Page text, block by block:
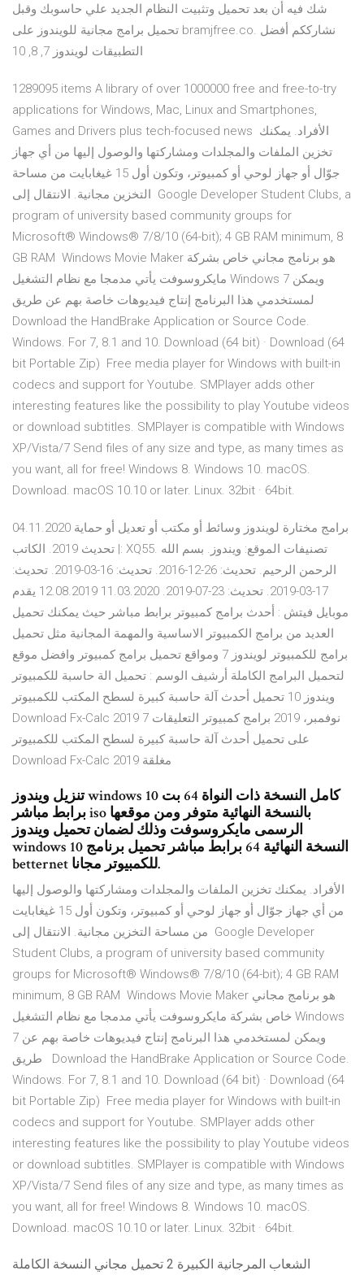
شك فيه أن بعد تحميل وتثبيت النظام الجديد علي حاسوبك وقبل
تحميل برامج مجانية للويندوز على bramjfree.co. نشارككم أفضل
التطبيقات لويندوز 7, 8, 10
1289095 items A library of over 1000000 free and free-to-try
applications for Windows, Mac, Linux and Smartphones,
Games and Drivers plus tech-focused news الأفراد. يمكنك
تخزين الملفات والمجلدات ومشاركتها والوصول إليها من أي جهاز
جوّال أو جهاز لوحي أو كمبيوتر، وتكون أول 15 غيغابايت من مساحة
التخزين مجانية. الانتقال إلى Google Developer Student Clubs, a
program of university based community groups for
Microsoft® Windows® 7/8/10 (64-bit); 4 GB RAM minimum, 8
GB RAM Windows Movie Maker هو برنامج مجاني خاص بشركة
مايكروسوفت يأتي مدمجا مع نظام التشغيل Windows 7 ويمكن
لمستخدمي هذا البرنامج إنتاج فيديوهات خاصة بهم عن طريق
Download the HandBrake Application or Source Code.
Windows. For 7, 8.1 and 10. Download (64 bit) · Download (64
bit Portable Zip) Free media player for Windows with built-in
codecs and support for Youtube. SMPlayer adds other
interesting features like the possibility to play Youtube videos
or download subtitles. SMPlayer is compatible with Windows
XP/Vista/7 Send files of any size and type, as many times as
you want, all for free! Windows 8. Windows 10. macOS.
Download. macOS 10.10 or later. Linux. 32bit · 64bit.
04.11.2020 برامج مختارة لويندوز وسائط أو مكتب أو تعديل أو حماية
| تحديث 2019. الكاتب: XQ55. تصنيفات الموقع: ويندوز. بسم الله
الرحمن الرحيم. تحديث: 26-12-2016. تحديث: 16-03-2019. تحديث:
17-03-2019. تحديث: 23-07-2019. 11.03.2020 12.08.2019 يقدم
موبايل فيتش : أحدث برامج كمبيوتر برابط مباشر حيث يمكنك تحميل
العديد من برامج الكمبيوتر الاساسية والمهمة المجانية مثل تحميل
برامج للكمبيوتر لويندوز 7 ومواقع تحميل برامج كمبيوتر وافضل موقع
لتحميل البرامج الكاملة أرشيف الوسم : تحميل الة حاسبة للكمبيوتر
ويندوز 10 تحميل أحدث آلة حاسبة كبيرة لسطح المكتب للكمبيوتر
Download Fx-Calc 2019 7 نوفمبر، 2019 برامج كمبيوتر التعليقات
على تحميل أحدث آلة حاسبة كبيرة لسطح المكتب للكمبيوتر
Download Fx-Calc 2019 مغلقة
تنزيل ويندوز windows 10 كامل النسخة ذات النواة 64 بت
برابط مباشر iso بالنسخة النهائية متوفر ومن موقعها
الرسمى مايكروسوفت وذلك لضمان تحميل ويندوز
windows 10 النسخة النهائية 64 برابط مباشر تحميل برنامج
betternet للكمبيوتر مجانا.
الأفراد. يمكنك تخزين الملفات والمجلدات ومشاركتها والوصول إليها
من أي جهاز جوّال أو جهاز لوحي أو كمبيوتر، وتكون أول 15 غيغابايت
من مساحة التخزين مجانية. الانتقال إلى Google Developer
Student Clubs, a program of university based community
groups for Microsoft® Windows® 7/8/10 (64-bit); 4 GB RAM
minimum, 8 GB RAM Windows Movie Maker هو برنامج مجاني
خاص بشركة مايكروسوفت يأتي مدمجا مع نظام التشغيل Windows
7 ويمكن لمستخدمي هذا البرنامج إنتاج فيديوهات خاصة بهم عن
طريق Download the HandBrake Application or Source Code.
Windows. For 7, 8.1 and 10. Download (64 bit) · Download (64
bit Portable Zip) Free media player for Windows with built-in
codecs and support for Youtube. SMPlayer adds other
interesting features like the possibility to play Youtube videos
or download subtitles. SMPlayer is compatible with Windows
XP/Vista/7 Send files of any size and type, as many times as
you want, all for free! Windows 8. Windows 10. macOS.
Download. macOS 10.10 or later. Linux. 32bit · 64bit.
الشعاب المرجانية الكبيرة 2 تحميل مجاني النسخة الكاملة